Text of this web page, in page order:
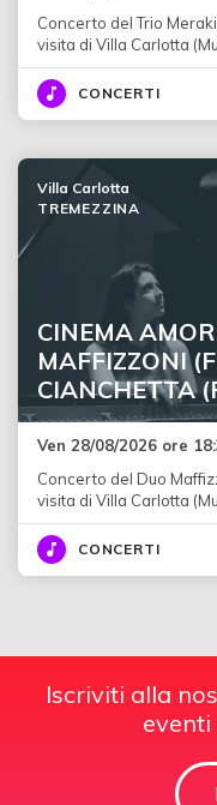
Concerto del Trio
visita di Villa Carlotta
CONCERTI
CINEMA
MAFFIZZONI
CIANCHETTA
Villa Carlotta
TREMEZZINA
Ven 28/08/2026 ore
Concerto del Duo
visita di Villa Carlotta
CONCERTI
Iscriviti alla